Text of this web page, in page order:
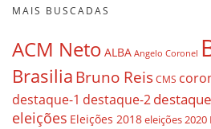
MAIS BUSCADAS
ACM Neto ALBA Angelo Coronel
BrasiliaBruno ReisCMS
destaque-1 destaque-2
eleições Eleições 2018eleições 2020